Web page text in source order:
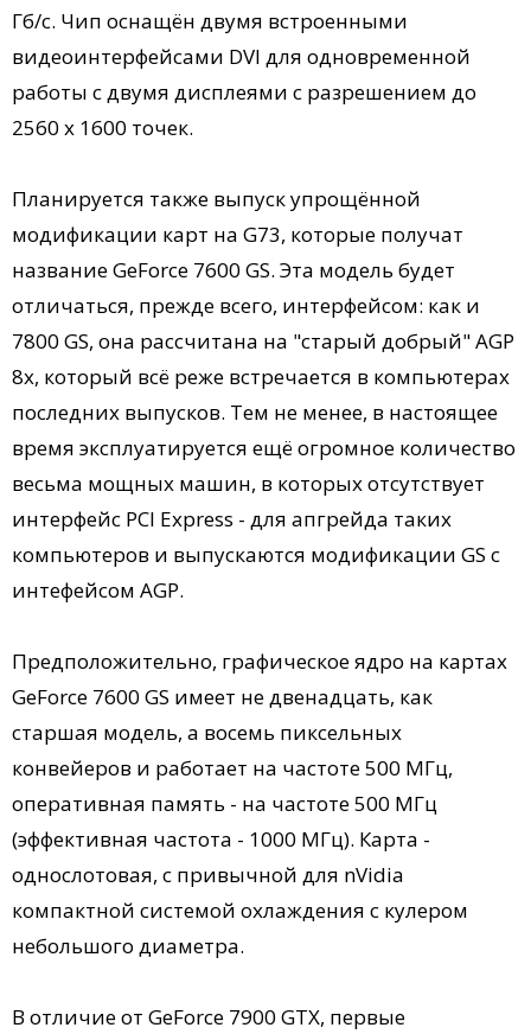
Гб/с. Чип оснащён двумя встроенными
видеоинтерфейсами DVI для одновременной
работы с двумя дисплеями с разрешением до
2560 х 1600 точек.
Планируется также выпуск упрощённой
модификации карт на G73, которые получат
название GeForce 7600 GS. Эта модель будет
отличаться, прежде всего, интерфейсом: как и
7800 GS, она рассчитана на "старый добрый" AGP
8x, который всё реже встречается в компьютерах
последних выпусков. Тем не менее, в настоящее
время эксплуатируется ещё огромное количество
весьма мощных машин, в которых отсутствует
интерфейс PCI Express - для апгрейда таких
компьютеров и выпускаются модификации GS с
интефейсом AGP.
Предположительно, графическое ядро на картах
GeForce 7600 GS имеет не двенадцать, как
старшая модель, а восемь пиксельных
конвейеров и работает на частоте 500 МГц,
оперативная память - на частоте 500 МГц
(эффективная частота - 1000 МГц). Карта -
однослотовая, с привычной для nVidia
компактной системой охлаждения с кулером
небольшого диаметра.
В отличие от GeForce 7900 GTX, первые